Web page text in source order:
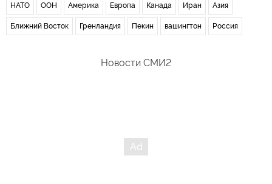
НАТО ООН Америка Европа Канада Иран Азия
Ближний Восток Гренландия Пекин вашингтон Россия
Новости СМИ2